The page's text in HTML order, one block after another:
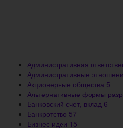
Административная
Административные
Акционерные общества 5
Альтернативные формы
Банковский счет, вклад 6
Банкротство 57
Бизнес идеи 15